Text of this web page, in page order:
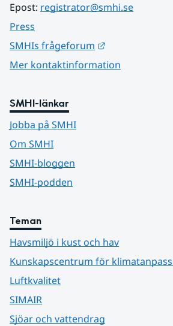
Epost: registrator@smhi.se
Press
SMHIs frågeforum
Mer kontaktinformation
SMHI-länkar
Jobba på SMHI
Om SMHI
SMHI-bloggen
SMHI-podden
Teman
Havsmiljö i kust och hav
Kunskapscentrum för
Luftkvalitet
SIMAIR
Sjöar och vattendrag